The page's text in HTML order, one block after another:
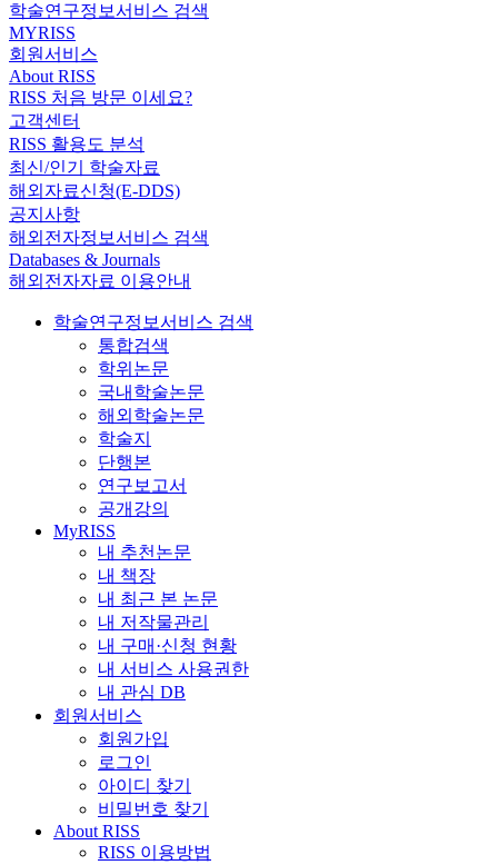
학술연구정보서비스 검색
MYRISS
회원서비스
About RISS
RISS 처음 방문 이세요?
고객센터
RISS 활용도 분석
최신/인기 학술자료
해외자료신청(E-DDS)
공지사항
해외전자정보서비스 검색
Databases & Journals
해외전자자료 이용안내
학술연구정보서비스 검색
통합검색
학위논문
국내학술논문
해외학술논문
학술지
단행본
연구보고서
공개강의
MyRISS
내 추천논문
내 책장
내 최근 본 논문
내 저작물관리
내 구매·신청 현황
내 서비스 사용권한
내 관심 DB
회원서비스
회원가입
로그인
아이디 찾기
비밀번호 찾기
About RISS
RISS 이용방법